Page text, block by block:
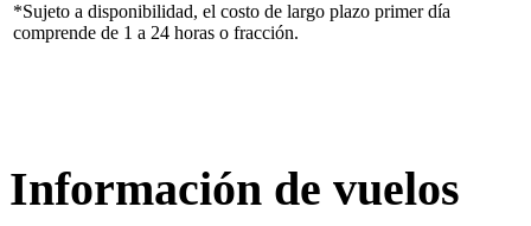
*Sujeto a disponibilidad, el costo de largo plazo primer día
comprende de 1 a 24 horas o fracción.
Información de vuelos